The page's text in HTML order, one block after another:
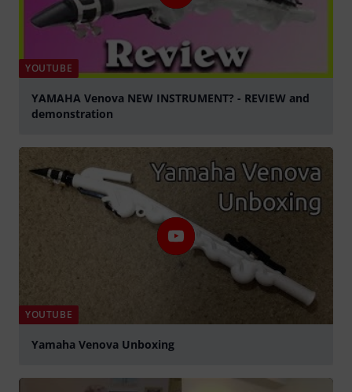
YOUTUBE
YAMAHA Venova NEW INSTRUMENT? - REVIEW and
demonstration
YOUTUBE
Yamaha Venova Unboxing